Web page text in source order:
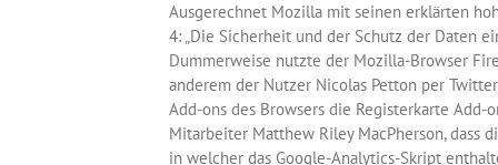
Ausgerechnet Mozilla mit seinen erklärten
4: „Die Sicherheit und der Schutz der Daten
Dummerweise nutzte der Mozilla-Browser
anderem der Nutzer Nicolas Petton per
Add-ons des Browsers die Registerkarte
Mitarbeiter Matthew Riley MacPherson, dass
in welcher das Google-Analytics-Skript